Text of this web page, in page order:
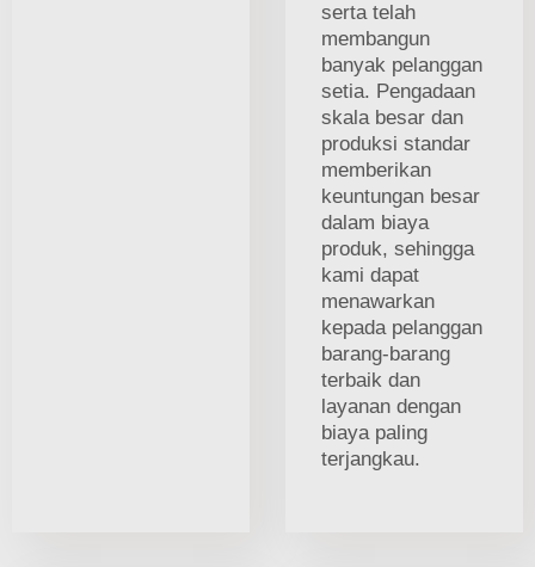
serta telah
membangun
banyak pelanggan
setia. Pengadaan
skala besar dan
produksi standar
memberikan
keuntungan besar
dalam biaya
produk, sehingga
kami dapat
menawarkan
kepada pelanggan
barang-barang
terbaik dan
layanan dengan
biaya paling
terjangkau.